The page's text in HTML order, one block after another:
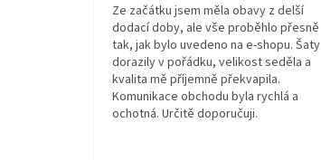
Ze začátku jsem měla obavy z delší
dodací doby, ale vše proběhlo přesně
tak, jak bylo uvedeno na e-shopu. Šaty
dorazily v pořádku, velikost seděla a
kvalita mě příjemně překvapila.
Komunikace obchodu byla rychlá a
ochotná. Určitě doporučuji.